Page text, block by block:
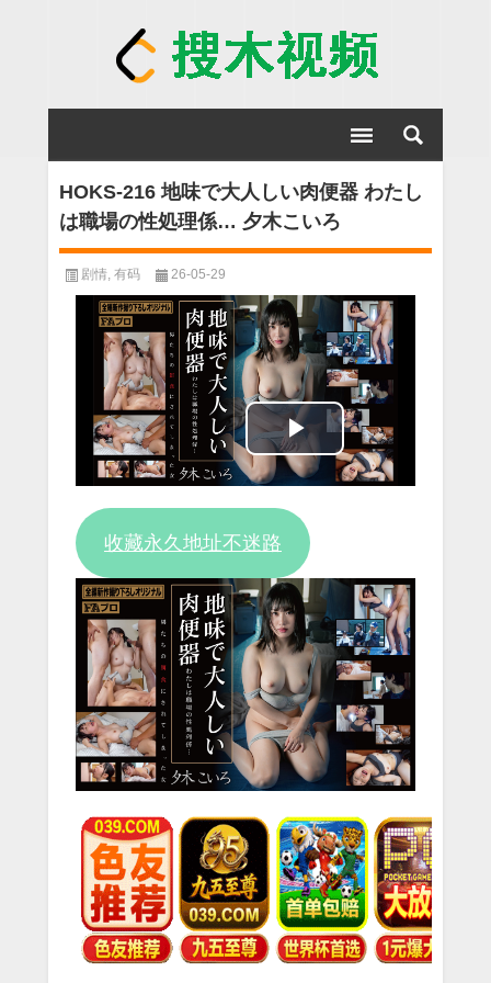
HOKS-216 地味で大人しい肉便器 わたし
は職場の性処理係… 夕木こいろ
剧情, 有码 26-05-29
Play
收藏永久地址不迷路